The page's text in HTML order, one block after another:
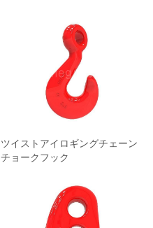
ツイストアイロギングチェーン
チョークフック